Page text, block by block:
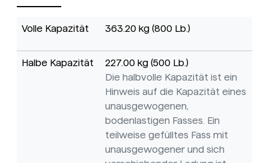
Volle Kapazität 363.20 kg (800 Lb.)
Halbe Kapazität
227.00 kg (500 Lb.)
Die halbvolle Kapazität ist ein
Hinweis auf die Kapazität eines
unausgewogenen,
bodenlastigen Fasses. Ein
teilweise gefülltes Fass mit
unausgewogener und sich